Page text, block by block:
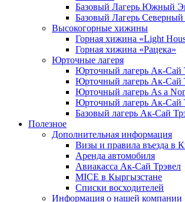
Базовый Лагерь Южный
Базовый Лагерь
Высокогорные хижины
Горная хижина «Light
Горная хижина «Рацека»
Юрточные лагеря
Юрточный лагерь Ак-Сай
Юрточный лагерь Ак-Сай
Юрточный лагерь As a
Юрточный лагерь Ак-Сай
Базовый лагерь Ак-Сай
Полезное
Дополнительная информация
Визы и правила въезда в
Аренда автомобиля
Авиакасса Ак-Сай Трэвел
MICE в Кыргызстане
Списки восходителей
Информация о нашей компании